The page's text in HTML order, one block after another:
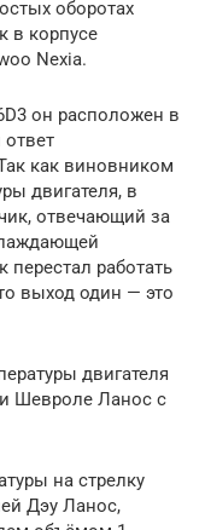
оборотах
в корпусе
Nexia.
он расположен в
как виновником
двигателя, в
отвечающий за
работать
выход один — это
двигателя
Шевроле Ланос с
на стрелку
Дэу Ланос,